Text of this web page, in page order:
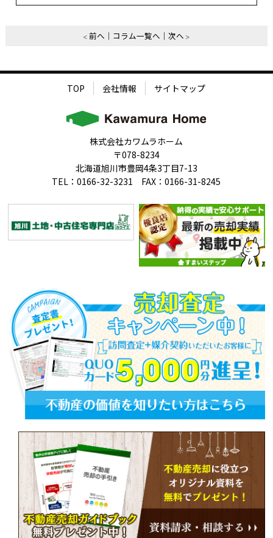
前へ コラム一覧へ 次へ
TOP 会社情報 サイトマップ
株式会社カワムラホーム
〒078-8234
北海道旭川市豊岡4条3丁目7-13
TEL：0166-32-3231 FAX：0166-31-8245